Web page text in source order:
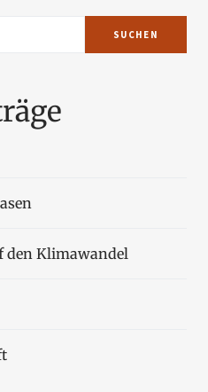
SUCHEN
den Klimawandel